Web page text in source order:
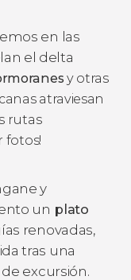
en las
el delta
y otras
atraviesan
rutas
fotos!
y
un plato
renovadas,
tras una
de excursión.